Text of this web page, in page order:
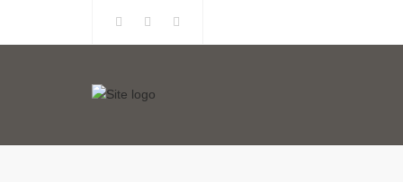
FacebookInstagram